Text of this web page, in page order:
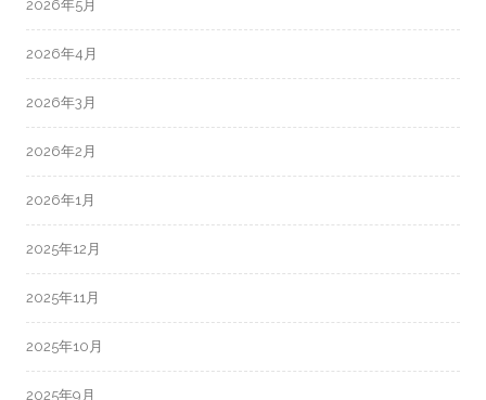
2026年5月
2026年4月
2026年3月
2026年2月
2026年1月
2025年12月
2025年11月
2025年10月
2025年9月